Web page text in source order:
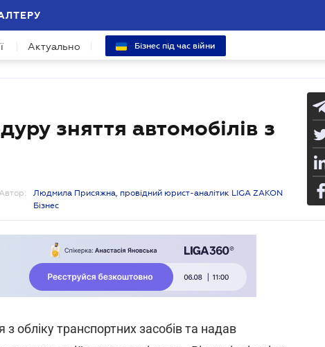
Актуально Бізнес під час війни
зняття автомобілів з
Людмила Присяжна, провідний юрист-аналітик LIGA ZAKON
Бізнес
обліку транспортних засобів та надав